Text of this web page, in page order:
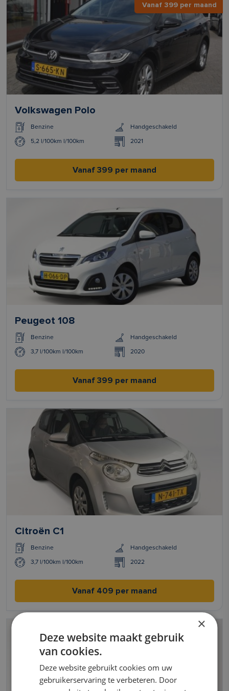
Vanaf 399 per maand
Volkswagen Polo
Benzine Handgeschakeld
5,2 l/100km l/100km 2021
Vanaf 399 per maand
Peugeot 108
Benzine Handgeschakeld
3,7 l/100km l/100km 2020
Vanaf 399 per maand
Citroën C1
Benzine Handgeschakeld
3,7 l/100km l/100km 2022
Vanaf 409 per maand
×
Deze website maakt gebruik
van cookies.
Deze website gebruikt cookies om uw
gebruikerservaring te verbeteren. Door